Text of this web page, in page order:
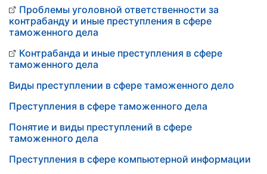
Проблемы уголовной ответственности за
контрабанду и иные преступления в сфере
таможенного дела
Контрабанда и иные преступления в сфере
таможенного дела
Виды преступлении в сфере таможенного дело
Преступления в сфере таможенного дела
Понятие и виды преступлений в сфере
таможенного дела
Преступления в сфере компьютерной информации